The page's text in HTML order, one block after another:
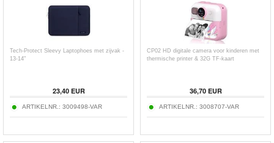
Tech-Protect Sleevy Laptophoes met zijvak -
13-14"
23,40EUR
ARTIKELNR.: 3009498-VAR
CP02 HD digitale camera voor kinderen met
thermische printer & 32G TF-kaart
36,70EUR
ARTIKELNR.: 3008707-VAR